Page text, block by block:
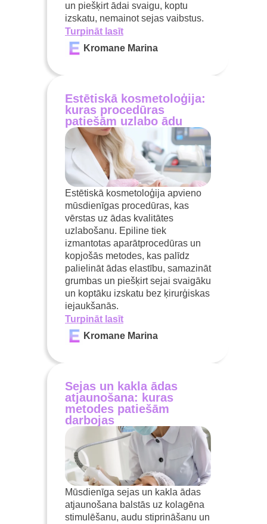
un piešķirt ādai svaigu, koptu
izskatu, nemainot sejas vaibstus.
Turpināt lasīt
Kromane Marina
Estētiskā kosmetoloģija:
kuras procedūras
patiešām uzlabo ādu
Estētiskā kosmetoloģija apvieno
mūsdienīgas procedūras, kas
vērstas uz ādas kvalitātes
uzlabošanu. Epiline tiek
izmantotas aparātprocedūras un
kopjošās metodes, kas palīdz
palielināt ādas elastību, samazināt
grumbas un piešķirt sejai svaigāku
un koptāku izskatu bez ķirurģiskas
iejaukšanās.
Turpināt lasīt
Kromane Marina
Sejas un kakla ādas
atjaunošana: kuras
metodes patiešām
darbojas
Mūsdienīga sejas un kakla ādas
atjaunošana balstās uz kolagēna
stimulēšanu, audu stiprināšanu un